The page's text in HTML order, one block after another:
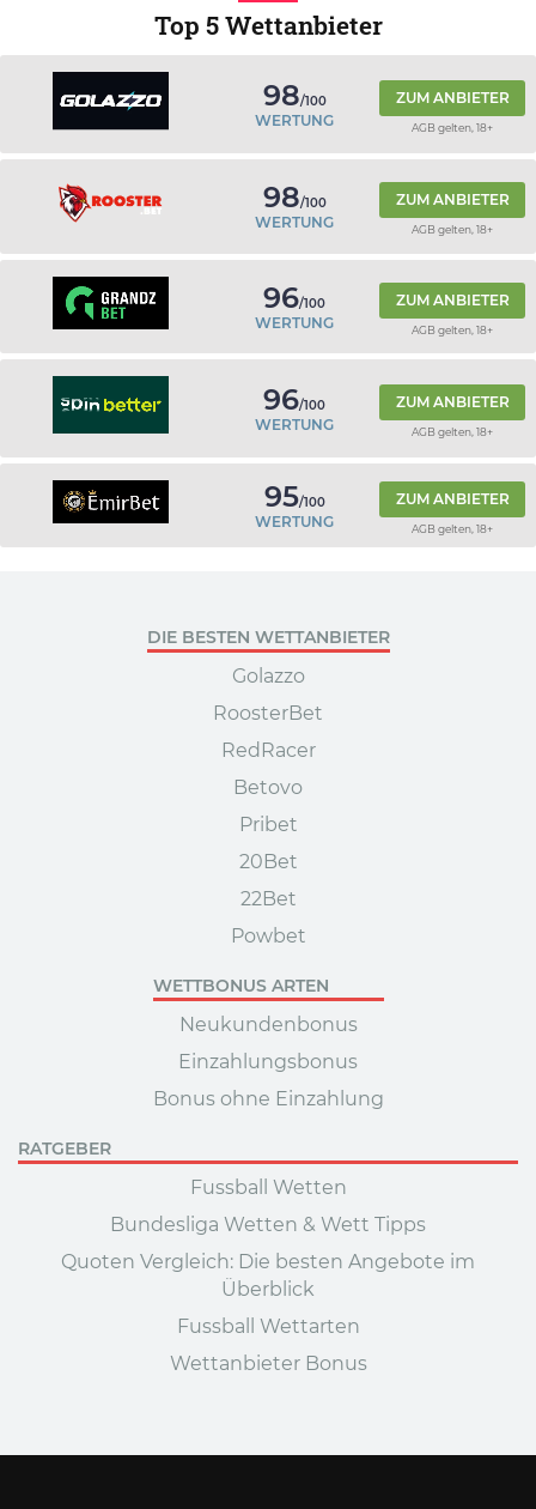
Top 5 Wettanbieter
98/100
WERTUNG
ZUM ANBIETER
AGB gelten, 18+
98/100
WERTUNG
ZUM ANBIETER
AGB gelten, 18+
96/100
WERTUNG
ZUM ANBIETER
AGB gelten, 18+
96/100
WERTUNG
ZUM ANBIETER
AGB gelten, 18+
95/100
WERTUNG
ZUM ANBIETER
AGB gelten, 18+
DIE BESTEN WETTANBIETER
Golazzo
RoosterBet
RedRacer
Betovo
Pribet
20Bet
22Bet
Powbet
WETTBONUS ARTEN
Neukundenbonus
Einzahlungsbonus
Bonus ohne Einzahlung
RATGEBER
Fussball Wetten
Bundesliga Wetten & Wett Tipps
Quoten Vergleich: Die besten Angebote im
Überblick
Fussball Wettarten
Wettanbieter Bonus